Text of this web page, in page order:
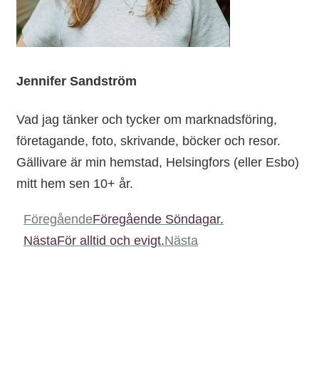
Jennifer Sandström
Vad jag tänker och tycker om marknadsföring,
företagande, foto, skrivande, böcker och resor.
Gällivare är min hemstad, Helsingfors (eller Esbo)
mitt hem sen 10+ år.
FöregåendeFöregående Söndagar.
NästaFör alltid och evigt.Nästa